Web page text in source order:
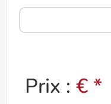
Prix :€ *